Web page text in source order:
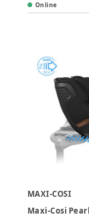
Online
MAXI-COSI